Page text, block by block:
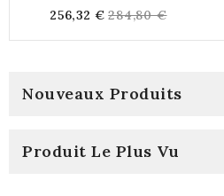
Arbre
256,32 € Regular
price
284,80 €
Nouveaux Produits
Produit Le Plus Vu